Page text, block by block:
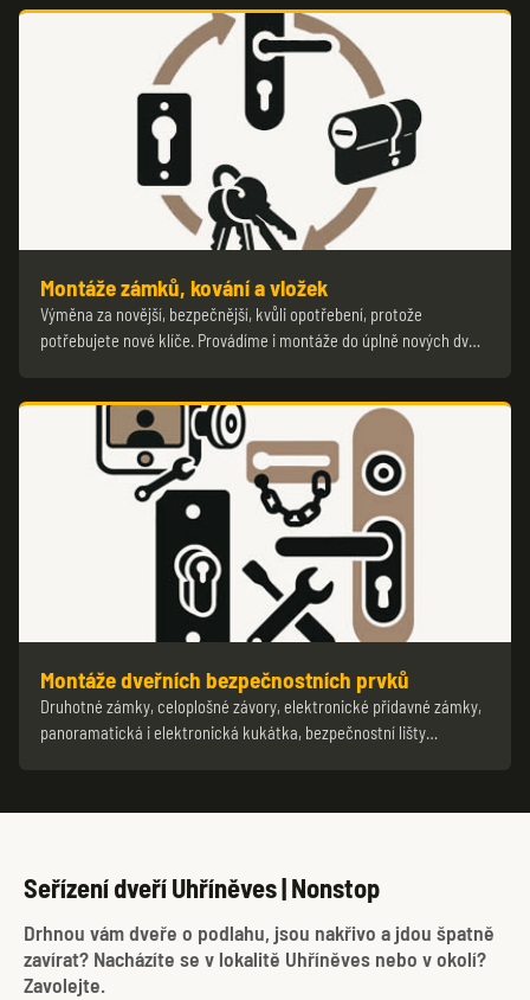
Montáže zámků, kování a vložek
Výměna za novější, bezpečnější, kvůli opotřebení, protože
potřebujete nové klíče. Provádíme i montáže do úplně nových dv…
Montáže dveřních bezpečnostních prvků
Druhotné zámky, celoplošné závory, elektronické přídavné zámky,
panoramatická i elektronická kukátka, bezpečnostní lišty…
Seřízení dveří Uhříněves | Nonstop
Drhnou vám dveře o podlahu, jsou nakřivo a jdou špatně
zavírat? Nacházíte se v lokalitě Uhříněves nebo v okolí?
Zavolejte.